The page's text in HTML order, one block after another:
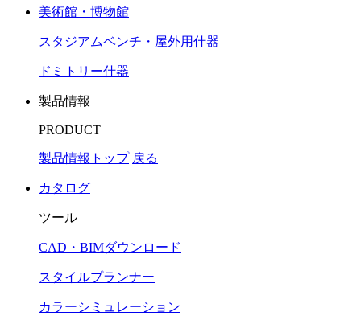
美術館・博物館
スタジアムベンチ・屋外用什器
ドミトリー什器
製品情報
PRODUCT
製品情報トップ 戻る
カタログ
ツール
CAD・BIMダウンロード
スタイルプランナー
カラーシミュレーション